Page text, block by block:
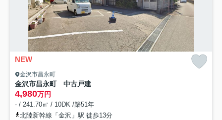
NEW
金沢市昌永町
金沢市昌永町 中古戸建
4,980万円
- / 241.70㎡ / 10DK /築51年
北陸新幹線「金沢」駅 徒歩13分